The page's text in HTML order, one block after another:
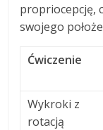
propriocepcję,
swojego
Ćwiczenie
Wykroki z
rotacją